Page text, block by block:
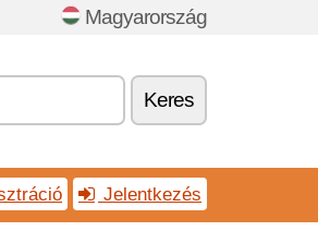
Magyarország
Keres
Jelentkezés